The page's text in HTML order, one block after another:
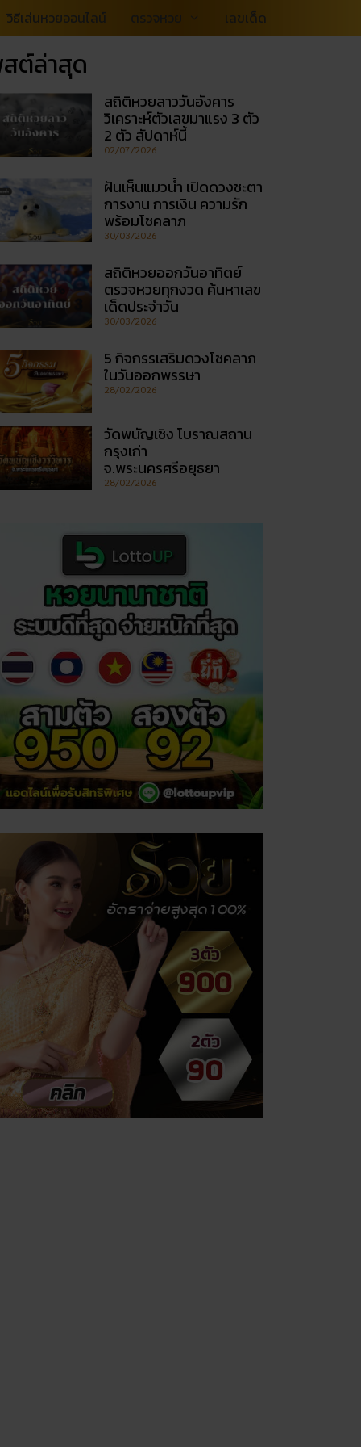
วิธีเล่นหวยออนไลน์ ตรวจหวย เลขเด็ด
ต์ล่าสุด
สถิติหวยลาววันอังคาร
วิเคราะห์ตัวเลขมาแรง 3 ตัว
2 ตัว สัปดาห์นี้
02/07/2026
ฝันเห็นแมวน้ำ เปิดดวงชะตา
การงาน การเงิน ความรัก
พร้อมโชคลาภ
30/03/2026
สถิติหวยออกวันอาทิตย์
ตรวจหวยทุกงวด ค้นหาเลข
เด็ดประจำวัน
30/03/2026
5 กิจกรรเสริมดวงโชคลาภ
ในวันออกพรรษา
28/02/2026
วัดพนัญเชิง โบราณสถาน
กรุงเก่า
จ.พระนครศรีอยุธยา
28/02/2026